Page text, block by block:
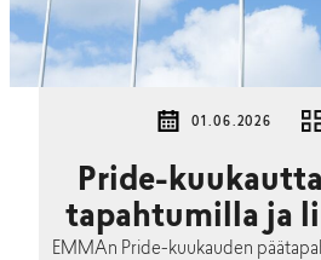
01.06.2026
Pride-
tapahtumilla ja
EMMAn Pride-kuukauden